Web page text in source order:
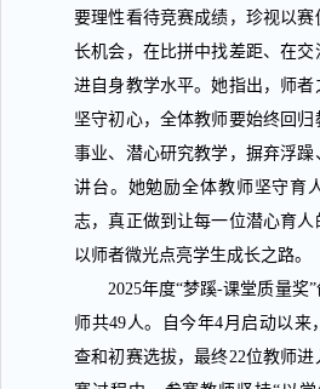
要理性看待竞赛成绩，珍视以
长机会，在比拼中找差距、在
进自身教学水平。她指出，师者
坚守初心，全体教师要始终回
事业、潜心研究教学，摒弃浮躁
讲台。她勉励全体教师坚守育
志，真正做到让每一位潜心育人
以师者微光点亮学生成长之路。
2025年度“梦蹊-课堂质量奖”
师共49人。自今年4月启动以来
查和初赛选拔，最终22位教师进